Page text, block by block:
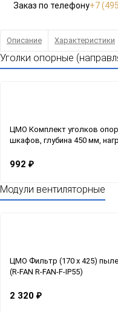
Заказ по телефону+7
Описание Характеристики
Уголки опорные
ЦМО Комплект уголков
шкафов, глубина 450 мм,
992 ₽
Модули вентиляторные
ЦМО Фильтр (170 х 425)
(R-FAN R-FAN-F-IP55)
2 320 ₽